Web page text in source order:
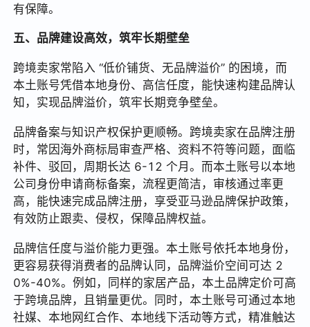
有保障。
五、品牌建设高效，筑牢长期壁垒
跨境卖家常陷入 “低价铺货、无品牌溢价” 的困境，而
本土账号凭借本地身份、高信任度，能快速构建品牌认
知，实现品牌溢价，筑牢长期竞争壁垒。
品牌备案与知识产权保护更顺畅。跨境卖家在品牌注册
时，常因海外商标局审查严格、资料不符等问题，面临
补件、驳回，周期长达 6-12 个月。而本土账号以本地
公司身份申请商标备案，流程更简洁，审核通过率更
高，能快速完成品牌注册，享受亚马逊品牌保护政策，
有效防止跟卖、侵权，保障品牌权益。
品牌信任度与溢价能力更强。本土账号依托本地身份，
更容易获得消费者的品牌认同，品牌溢价空间可达 2
0%-40%。例如，同样的家居产品，本土品牌定价可高
于跨境品牌，且销量更优。同时，本土账号可通过本地
社媒、本地网红合作、本地线下活动等方式，精准触达